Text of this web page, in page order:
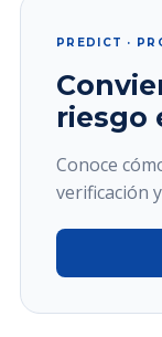
PREDICT ·
riesgo
Conoce
verificación